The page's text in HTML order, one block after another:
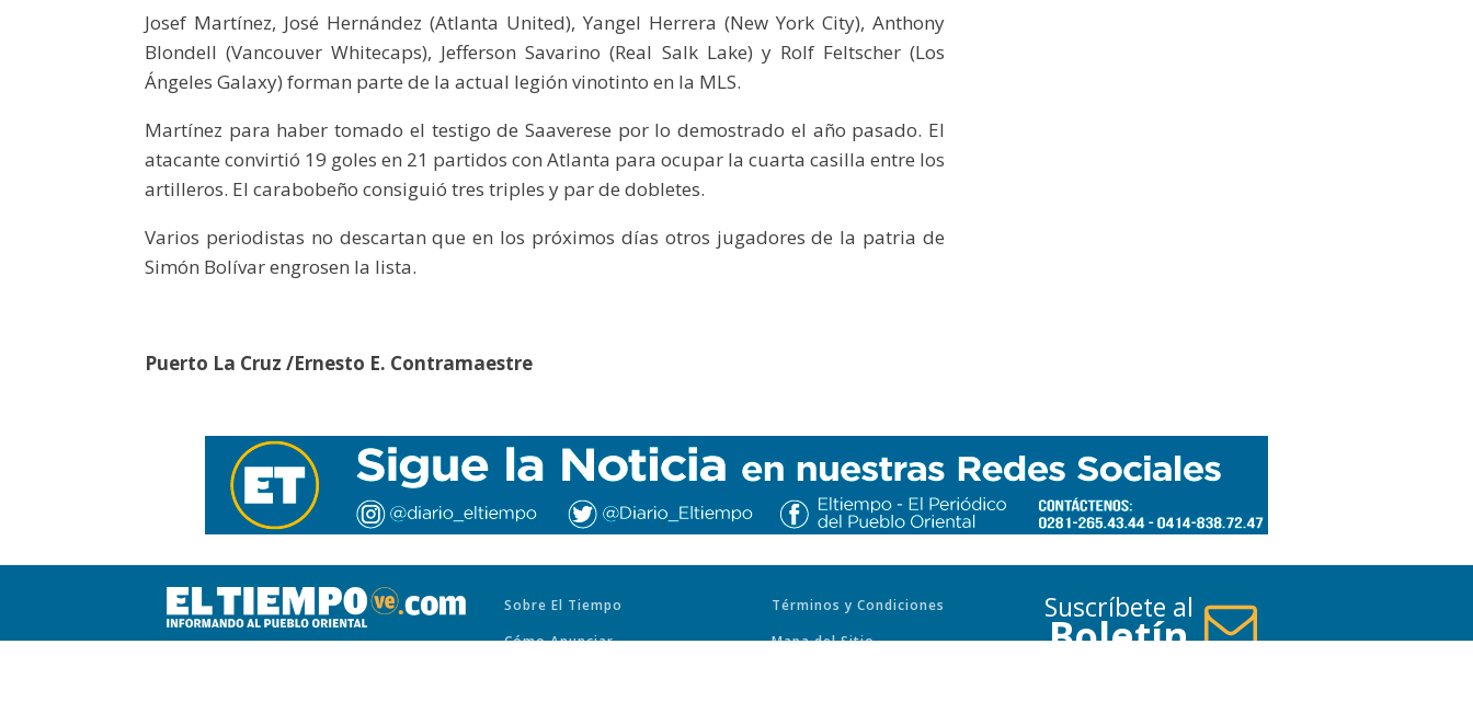
Josef Martínez, José Hernández (Atlanta United), Yangel Herrera (New York City), Anthony
Blondell (Vancouver Whitecaps), Jefferson Savarino (Real Salk Lake) y Rolf Feltscher (Los
Ángeles Galaxy) forman parte de la actual legión vinotinto en la MLS.
Martínez para haber tomado el testigo de Saaverese por lo demostrado el año pasado. El
atacante convirtió 19 goles en 21 partidos con Atlanta para ocupar la cuarta casilla entre los
artilleros. El carabobeño consiguió tres triples y par de dobletes.
Varios periodistas no descartan que en los próximos días otros jugadores de la patria de
Simón Bolívar engrosen la lista.
Puerto La Cruz /Ernesto E. Contramaestre
Sobre El Tiempo
Cómo Anunciar
Términos y Condiciones
Mapa del Sitio
Suscríbete al
Boletín